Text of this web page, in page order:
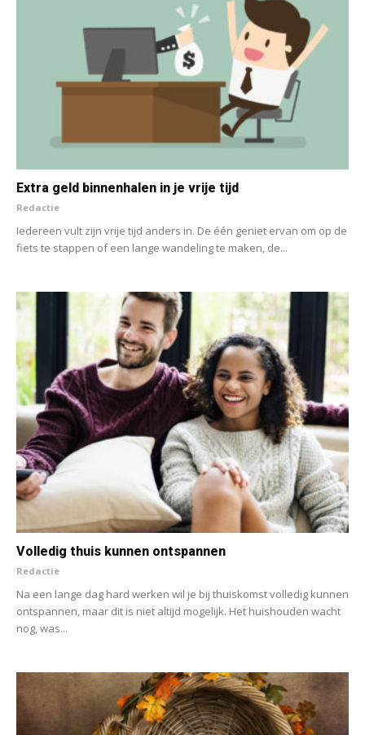
Extra geld binnenhalen in je vrije tijd
Redactie
Iedereen vult zijn vrije tijd anders in. De één geniet ervan om op de
fiets te stappen of een lange wandeling te maken, de...
Volledig thuis kunnen ontspannen
Redactie
Na een lange dag hard werken wil je bij thuiskomst volledig kunnen
ontspannen, maar dit is niet altijd mogelijk. Het huishouden wacht
nog, was...